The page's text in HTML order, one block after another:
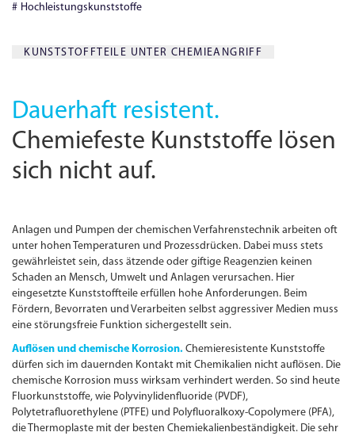
Hochleistungskunststoffe
KUNSTSTOFFTEILE UNTER CHEMIEANGRIFF
Dauerhaft resistent.
Chemiefeste Kunststoffe lösen
sich nicht auf.
Anlagen und Pumpen der chemischen Verfahrenstechnik arbeiten oft
unter hohen Temperaturen und Prozessdrücken. Dabei muss stets
gewährleistet sein, dass ätzende oder giftige Reagenzien keinen
Schaden an Mensch, Umwelt und Anlagen verursachen. Hier
eingesetzte Kunststoffteile erfüllen hohe Anforderungen. Beim
Fördern, Bevorraten und Verarbeiten selbst aggressiver Medien muss
eine störungs­freie Funktion sichergestellt sein.
Auflösen und chemische Korrosion. Chemieresistente Kunststoffe
dürfen sich im dauernden Kontakt mit Chemikalien nicht auflösen. Die
chemische Korrosion muss wirksam verhindert werden. So sind heute
Fluorkunststoffe, wie Polyvinylidenfluoride (PVDF),
Polytetrafluorethylene (PTFE) und Polyfluoralkoxy-Copolymere (PFA),
die Thermoplaste mit der besten Chemiekalienbeständigkeit. Die sehr